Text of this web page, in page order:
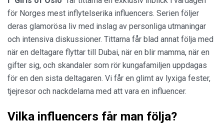
för Norges mest inflytelserika influencers. Serien följer
deras glamorösa liv med inslag av personliga utmaningar
och intensiva diskussioner. Tittarna får blad annat följa med
när en deltagare flyttar till Dubai, när en blir mamma, när en
gifter sig, och skandaler som rör kungafamiljen uppdagas
för en den sista deltagaren. Vi får en glimt av lyxiga fester,
tjejresor och nackdelarna med att vara en influencer.
Vilka influencers får man följa?